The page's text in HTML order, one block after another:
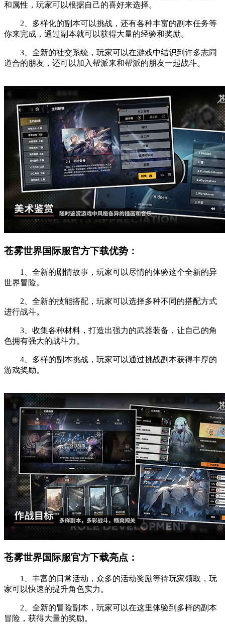
和属性，玩家可以根据自己的喜好来选择。
2、多样化的副本可以挑战，还有各种丰富的副本任务等
你来完成，通过副本就可以获得大量的经验和奖励。
3、全新的社交系统，玩家可以在游戏中结识到许多志同
道合的朋友，还可以加入帮派来和帮派的朋友一起战斗。
苍雾世界国际服官方下载优势：
1、全新的剧情故事，玩家可以尽情的体验这个全新的异
世界冒险。
2、全新的技能搭配，玩家可以选择多种不同的搭配方式
进行战斗。
3、收集各种材料，打造出强力的武器装备，让自己的角
色拥有强大的战斗力。
4、多样的副本挑战，玩家可以通过挑战副本获得丰厚的
游戏奖励。
苍雾世界国际服官方下载亮点：
1、丰富的日常活动，众多的活动奖励等待玩家领取，玩
家可以快速的提升角色实力。
2、全新的冒险副本，玩家可以在这里体验到多样的副本
冒险，获得大量的奖励。